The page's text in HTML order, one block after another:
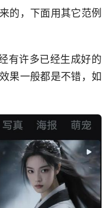
的，下面用其它范例
有许多已经生成好的
果一般都是不错，如